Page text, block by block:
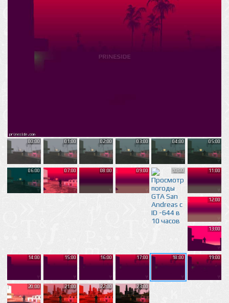
00:00 01:00 02:00 03:00 04:00 05:00
06:00 07:00 08:00 09:00 10:00 11:00
12:00
13:00
14:00 15:00 16:00 17:00 18:00 19:00
20:00 21:00 22:00 23:00